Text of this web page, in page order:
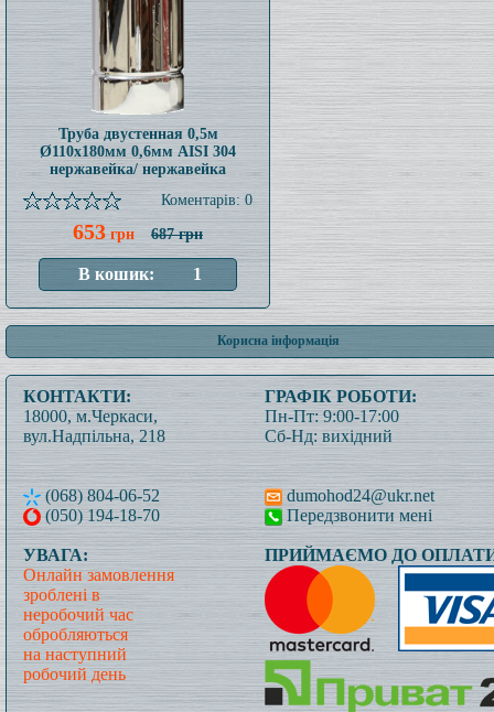
Труба двустенная 0,5м
Ø110x180мм 0,6мм AISI 304
нержавейка/ нержавейка
Коментарів: 0
653грн 687 грн
Корисна інформація
КОНТАКТИ:
18000, м.Черкаси,
вул.Надпільна, 218
(068) 804-06-52
(050) 194-18-70
ГРАФІК РОБОТИ:
Пн-Пт: 9:00-17:00
Сб-Нд: вихідний
dumohod24@ukr.net
Передзвонити мені
УВАГА:
Онлайн замовлення
зроблені в
неробочий час
обробляються
на наступний
робочий день
ПРИЙМАЄМО ДО